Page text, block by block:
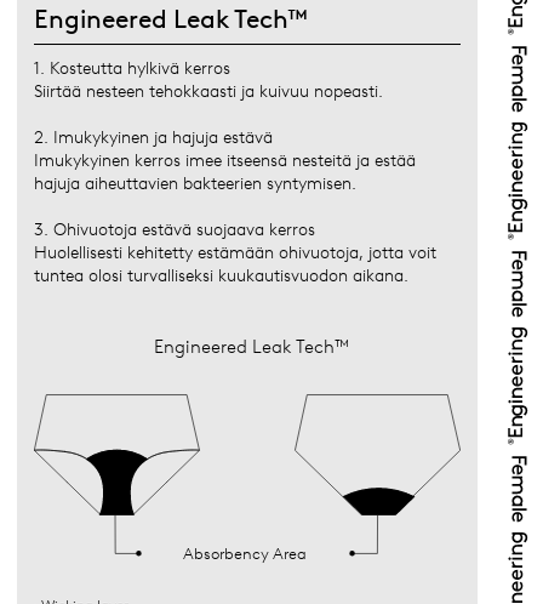
Engineered Leak Tech™
1. Kosteutta hylkivä kerros
Siirtää nesteen tehokkaasti ja kuivuu nopeasti.
2. Imukykyinen ja hajuja estävä
Imukykyinen kerros imee itseensä nesteitä ja estää
hajuja aiheuttavien bakteerien syntymisen.
3. Ohivuotoja estävä suojaava kerros
Huolellisesti kehitetty estämään ohivuotoja, jotta voit
tuntea olosi turvalliseksi kuukautisvuodon aikana.
Engineered Leak Tech™
Absorbency Area